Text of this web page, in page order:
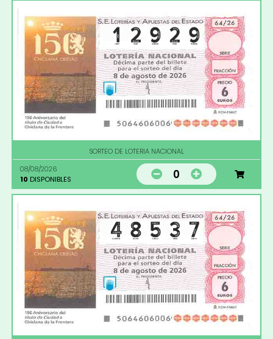
SORTEO DE LOTERIA NACIONAL
08/08/2026
10 DISPONIBLES 0